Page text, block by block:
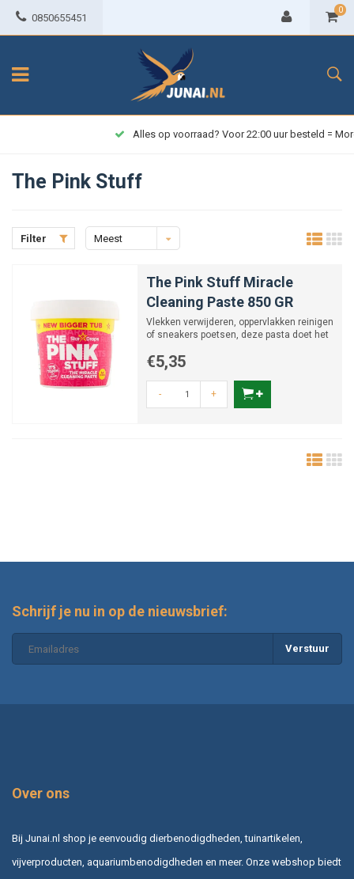
0850655451
0
Alles op voorraad? Voor 22:00 uur besteld = Morgen in huis!
The Pink Stuff
Filter
Meest
The Pink Stuff Miracle
Cleaning Paste 850 GR
Vlekken verwijderen, oppervlakken reinigen
of sneakers poetsen, deze pasta doet het
€5,35
- +
Schrijf je nu in op de nieuwsbrief:
Verstuur
Over ons
Bij Junai.nl shop je eenvoudig dierbenodigdheden, tuinartikelen,
vijverproducten, aquariumbenodigdheden en meer. Onze webshop biedt